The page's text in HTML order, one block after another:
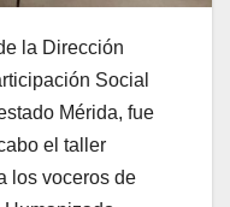
la Dirección
Social
Mérida, fue
el taller
los voceros de